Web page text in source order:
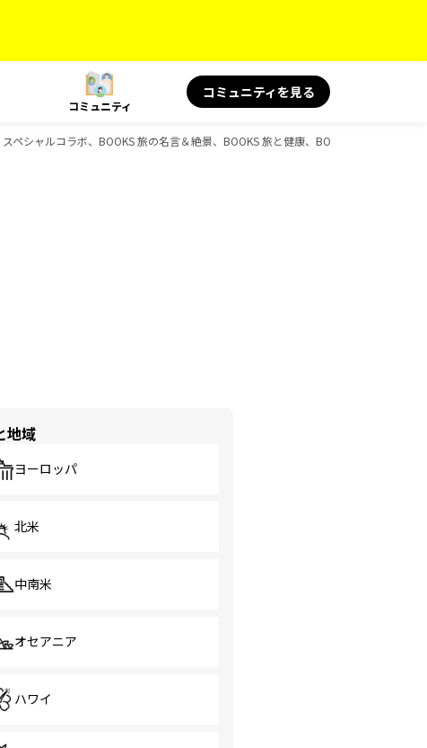
コミュニティ
コミュニティを見る
シャルコラボ、BOOKS 旅の名言＆絶景、BOOKS 旅と健康、BOOKSのガイドブッ
地域
ヨーロッパ
北米
中南米
オセアニア
ハワイ